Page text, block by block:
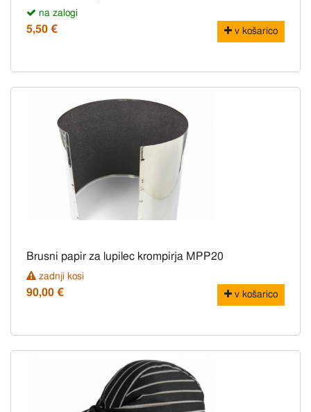
na zalogi
5,50 € v košarico
Brusni papir za lupilec krompirja MPP20
zadnji kosi
90,00 € v košarico